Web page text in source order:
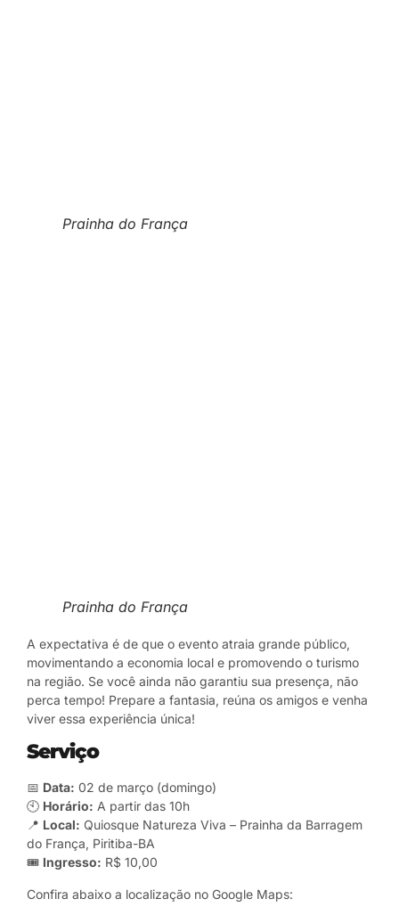
Prainha do França
Prainha do França
A expectativa é de que o evento atraia grande público,
movimentando a economia local e promovendo o turismo
na região. Se você ainda não garantiu sua presença, não
perca tempo! Prepare a fantasia, reúna os amigos e venha
viver essa experiência única!
Serviço
📅 Data: 02 de março (domingo)
🕙 Horário: A partir das 10h
📍 Local: Quiosque Natureza Viva – Prainha da Barragem
do França, Piritiba-BA
🎟️ Ingresso: R$ 10,00
Confira abaixo a localização no Google Maps: